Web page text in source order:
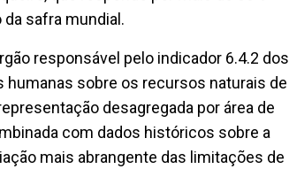
safra mundial.
responsável pelo indicador 6.4.2 dos
humanas sobre os recursos naturais de
desagregada por área de
com dados históricos sobre a
mais abrangente das limitações de